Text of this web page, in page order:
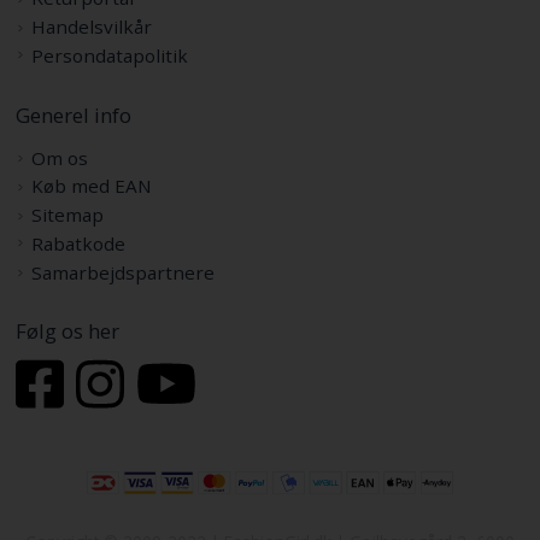
Handelsvilkår
Persondatapolitik
Generel info
Om os
Køb med EAN
Sitemap
Rabatkode
Samarbejdspartnere
Følg os her